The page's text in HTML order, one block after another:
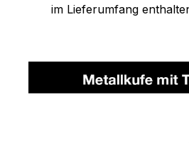
im Lieferumfang